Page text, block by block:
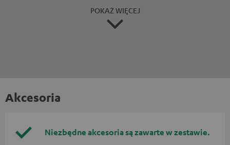
POKAŻ WIĘCEJ
Akcesoria
Niezbędne akcesoria są zawarte w zestawie.